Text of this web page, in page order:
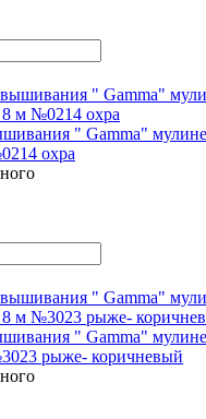
" Gamma"
охра
" Gamma"
рыже- коричневый